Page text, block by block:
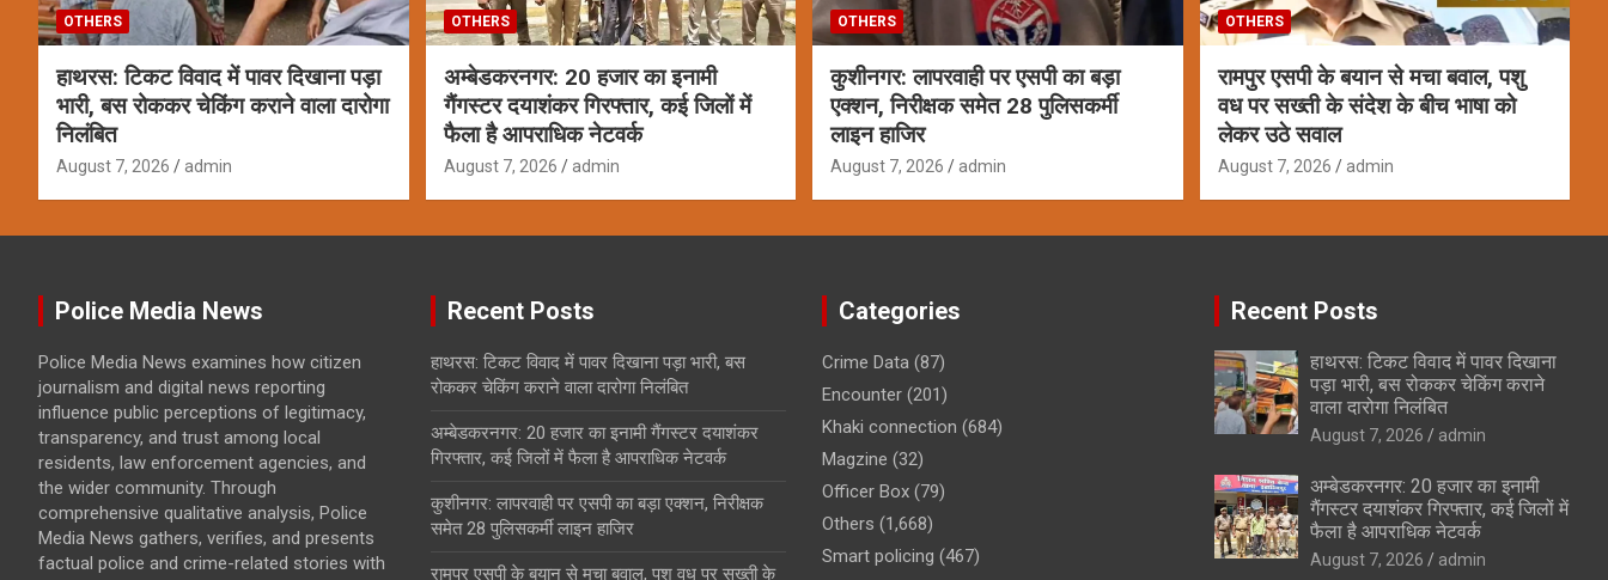
OTHERS
हाथरस: टिकट विवाद में पावर दिखाना पड़ा
भारी, बस रोककर चेकिंग कराने वाला दारोगा
निलंबित
August 7, 2026 admin
OTHERS
अम्बेडकरनगर: 20 हजार का इनामी
गैंगस्टर दयाशंकर गिरफ्तार, कई जिलों में
फैला है आपराधिक नेटवर्क
August 7, 2026 admin
OTHERS
कुशीनगर: लापरवाही पर एसपी का बड़ा
एक्शन, निरीक्षक समेत 28 पुलिसकर्मी
लाइन हाजिर
August 7, 2026 admin
OTHERS
रामपुर एसपी के बयान से मचा बवाल, पशु
वध पर सख्ती के संदेश के बीच भाषा को
लेकर उठे सवाल
August 7, 2026 admin
Police Media News
Police Media News examines how citizen
journalism and digital news reporting
influence public perceptions of legitimacy,
transparency, and trust among local
residents, law enforcement agencies, and
the wider community. Through
comprehensive qualitative analysis, Police
Media News gathers, verifies, and presents
factual police and crime-related stories with
Recent Posts
हाथरस: टिकट विवाद में पावर दिखाना पड़ा भारी, बस
रोककर चेकिंग कराने वाला दारोगा निलंबित
अम्बेडकरनगर: 20 हजार का इनामी गैंगस्टर दयाशंकर
गिरफ्तार, कई जिलों में फैला है आपराधिक नेटवर्क
कुशीनगर: लापरवाही पर एसपी का बड़ा एक्शन, निरीक्षक
समेत 28 पुलिसकर्मी लाइन हाजिर
रामपुर एसपी के बयान से मचा बवाल, पशु वध पर सख्ती के
Categories
Crime Data (87)
Encounter (201)
Khaki connection (684)
Magzine (32)
Officer Box (79)
Others (1,668)
Smart policing (467)
Recent Posts
हाथरस: टिकट विवाद में पावर दिखाना
पड़ा भारी, बस रोककर चेकिंग कराने
वाला दारोगा निलंबित
August 7, 2026 admin
अम्बेडकरनगर: 20 हजार का इनामी
गैंगस्टर दयाशंकर गिरफ्तार, कई जिलों में
फैला है आपराधिक नेटवर्क
August 7, 2026 admin